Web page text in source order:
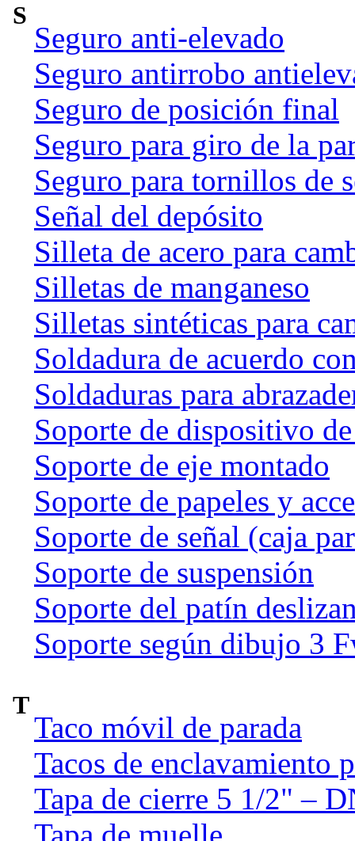
S
Seguro anti-elevado
Seguro antirrobo
Seguro de posición final
Seguro para giro de la
Seguro para tornillos de
Señal del depósito
Silleta de acero para
Silletas de manganeso
Silletas sintéticas para
Soldadura de acuerdo
Soldaduras para
Soporte de dispositivo
Soporte de eje montado
Soporte de papeles y
Soporte de señal (caja
Soporte de suspensión
Soporte del patín
Soporte según dibujo 3
T
Taco móvil de parada
Tacos de enclavamiento
Tapa de cierre 5 1/2" –
Tapa de muelle